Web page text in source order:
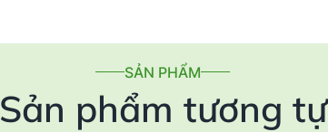
SẢN PHẨM
Sản phẩm tương tự